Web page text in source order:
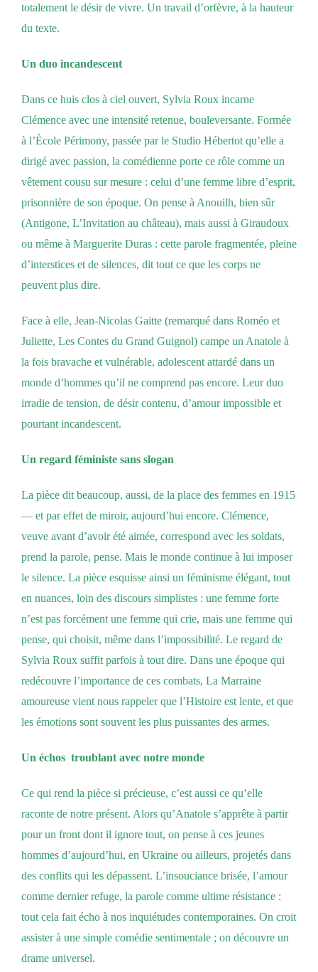
totalement le désir de vivre. Un travail d’orfèvre, à la hauteur
du texte.
Un duo incandescent
Dans ce huis clos à ciel ouvert, Sylvia Roux incarne
Clémence avec une intensité retenue, bouleversante. Formée
à l’École Périmony, passée par le Studio Hébertot qu’elle a
dirigé avec passion, la comédienne porte ce rôle comme un
vêtement cousu sur mesure : celui d’une femme libre d’esprit,
prisonnière de son époque. On pense à Anouilh, bien sûr
(Antigone, L’Invitation au château), mais aussi à Giraudoux
ou même à Marguerite Duras : cette parole fragmentée, pleine
d’interstices et de silences, dit tout ce que les corps ne
peuvent plus dire.
Face à elle, Jean-Nicolas Gaitte (remarqué dans Roméo et
Juliette, Les Contes du Grand Guignol) campe un Anatole à
la fois bravache et vulnérable, adolescent attardé dans un
monde d’hommes qu’il ne comprend pas encore. Leur duo
irradie de tension, de désir contenu, d’amour impossible et
pourtant incandescent.
Un regard féministe sans slogan
La pièce dit beaucoup, aussi, de la place des femmes en 1915
— et par effet de miroir, aujourd’hui encore. Clémence,
veuve avant d’avoir été aimée, correspond avec les soldats,
prend la parole, pense. Mais le monde continue à lui imposer
le silence. La pièce esquisse ainsi un féminisme élégant, tout
en nuances, loin des discours simplistes : une femme forte
n’est pas forcément une femme qui crie, mais une femme qui
pense, qui choisit, même dans l’impossibilité. Le regard de
Sylvia Roux suffit parfois à tout dire. Dans une époque qui
redécouvre l’importance de ces combats, La Marraine
amoureuse vient nous rappeler que l’Histoire est lente, et que
les émotions sont souvent les plus puissantes des armes.
Un échos troublant avec notre monde
Ce qui rend la pièce si précieuse, c’est aussi ce qu’elle
raconte de notre présent. Alors qu’Anatole s’apprête à partir
pour un front dont il ignore tout, on pense à ces jeunes
hommes d’aujourd’hui, en Ukraine ou ailleurs, projetés dans
des conflits qui les dépassent. L’insouciance brisée, l’amour
comme dernier refuge, la parole comme ultime résistance :
tout cela fait écho à nos inquiétudes contemporaines. On croit
assister à une simple comédie sentimentale ; on découvre un
drame universel.